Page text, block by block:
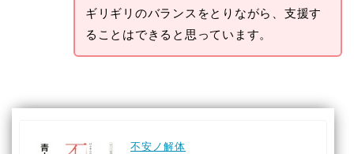
ギリギリのバランスをとりながら、支援す
ることはできると思っています。
不安ノ解体